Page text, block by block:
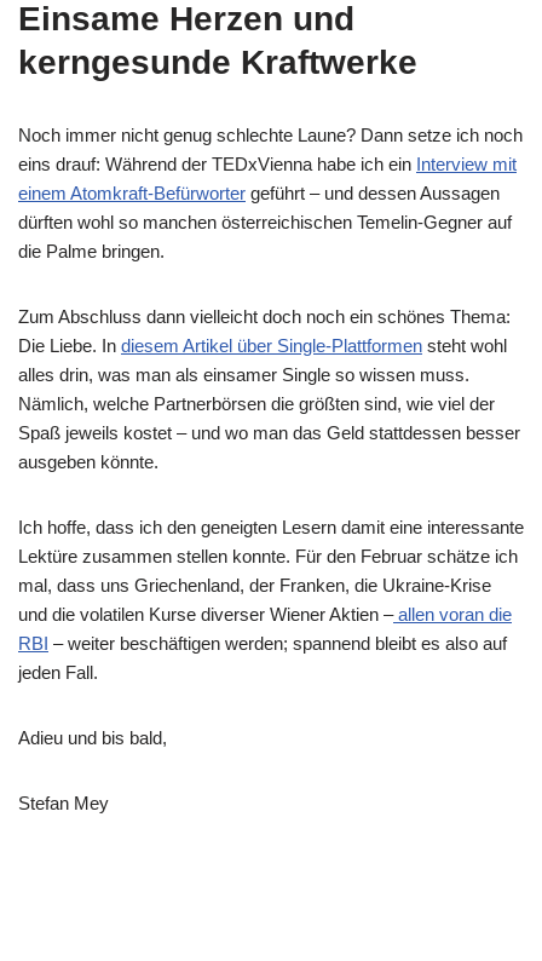
Einsame Herzen und
kerngesunde Kraftwerke
Noch immer nicht genug schlechte Laune? Dann setze ich noch
eins drauf: Während der TEDxVienna habe ich ein Interview mit
einem Atomkraft-Befürworter geführt – und dessen Aussagen
dürften wohl so manchen österreichischen Temelin-Gegner auf
die Palme bringen.
Zum Abschluss dann vielleicht doch noch ein schönes Thema:
Die Liebe. In diesem Artikel über Single-Plattformen steht wohl
alles drin, was man als einsamer Single so wissen muss.
Nämlich, welche Partnerbörsen die größten sind, wie viel der
Spaß jeweils kostet – und wo man das Geld stattdessen besser
ausgeben könnte.
Ich hoffe, dass ich den geneigten Lesern damit eine interessante
Lektüre zusammen stellen konnte. Für den Februar schätze ich
mal, dass uns Griechenland, der Franken, die Ukraine-Krise
und die volatilen Kurse diverser Wiener Aktien –allen voran die
RBI – weiter beschäftigen werden; spannend bleibt es also auf
jeden Fall.
Adieu und bis bald,
Stefan Mey